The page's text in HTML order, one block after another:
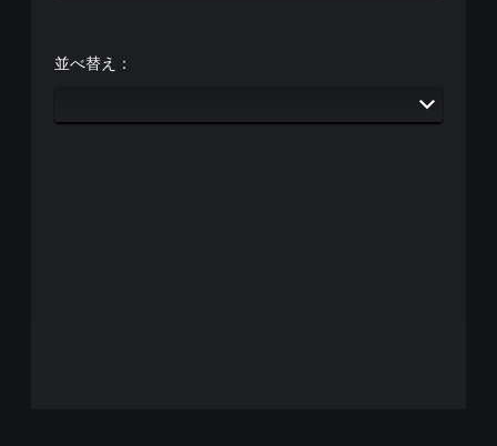
並べ替え：